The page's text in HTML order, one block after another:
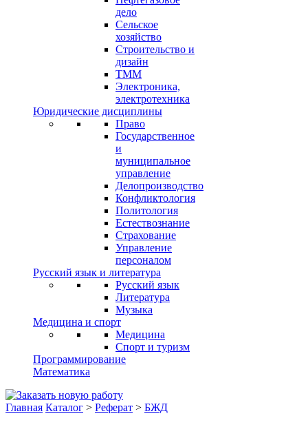
дело
Сельское
хозяйство
Строительство и
дизайн
ТММ
Электроника,
электротехника
Юридические дисциплины
Право
Государственное
и
муниципальное
управление
Делопроизводство
Конфликтология
Политология
Естествознание
Страхование
Управление
персоналом
Русский язык и литература
Русский язык
Литература
Музыка
Медицина и спорт
Медицина
Спорт и туризм
Программирование
Математика
Главная Каталог > Реферат > БЖД